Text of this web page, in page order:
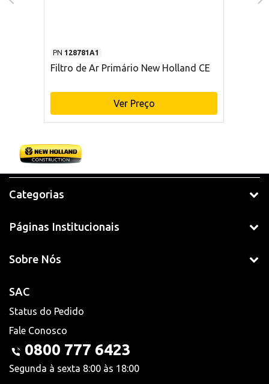
PN 128781A1
Filtro de Ar Primário New Holland CE
Ver Preço
Categorias
Páginas Institucionais
Sobre Nós
SAC
Status do Pedido
Fale Conosco
0800 777 6423
Segunda à sexta 8:00 às 18:00